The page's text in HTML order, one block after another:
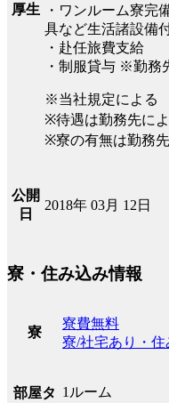
厚生
・ワンルーム寮完
具など生活諸設備
・赴任旅費支給
・制服貸与 ※勤務
※当社規定による
※待遇は勤務先によ
※寮の有無は勤務
公開
日
2018年 03月 12日
寮・住み込み情報
寮
寮費無料
寮/社宅あり・住
部屋タ 1ルーム